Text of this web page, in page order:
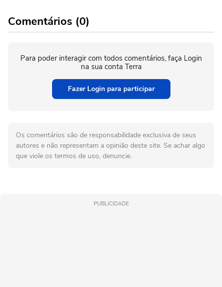
Comentários (0)
Para poder interagir com todos comentários, faça Login
na sua conta Terra
Fazer Login para participar
Os comentários são de responsabilidade exclusiva de seus
autores e não representam a opinião deste site. Se achar algo
que viole os termos de uso, denuncie.
PUBLICIDADE